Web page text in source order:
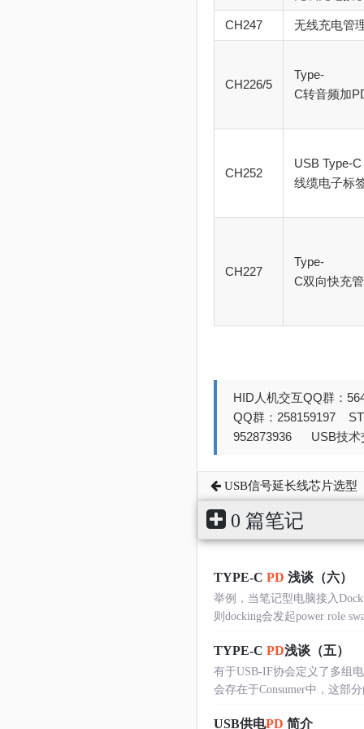
CH247 无线充电管
CH226/5
Type-
C转音频加
CH252
USB Type-C
线缆电子标
CH227
Type-
C双向快充
HID人机交互QQ群：
QQ群：258159197
952873936 USB技术
USB信号延长线芯片选型
0 篇笔记
TYPE-C PD 浅谈（六）
举例，当笔记型电脑接入
则docking会发起power role
TYPE-C PD浅谈（五）
有于USB-IF协会定义了多组
会存在于Consumer中，这部
USB供电PD 简介